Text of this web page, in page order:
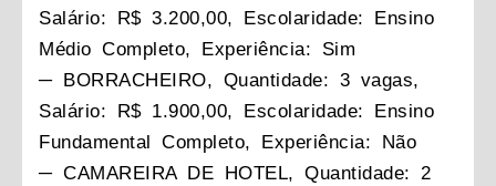
Salário: R$ 3.200,00, Escolaridade: Ensino
Médio Completo, Experiência: Sim
─ BORRACHEIRO, Quantidade: 3 vagas,
Salário: R$ 1.900,00, Escolaridade: Ensino
Fundamental Completo, Experiência: Não
─ CAMAREIRA DE HOTEL, Quantidade: 2